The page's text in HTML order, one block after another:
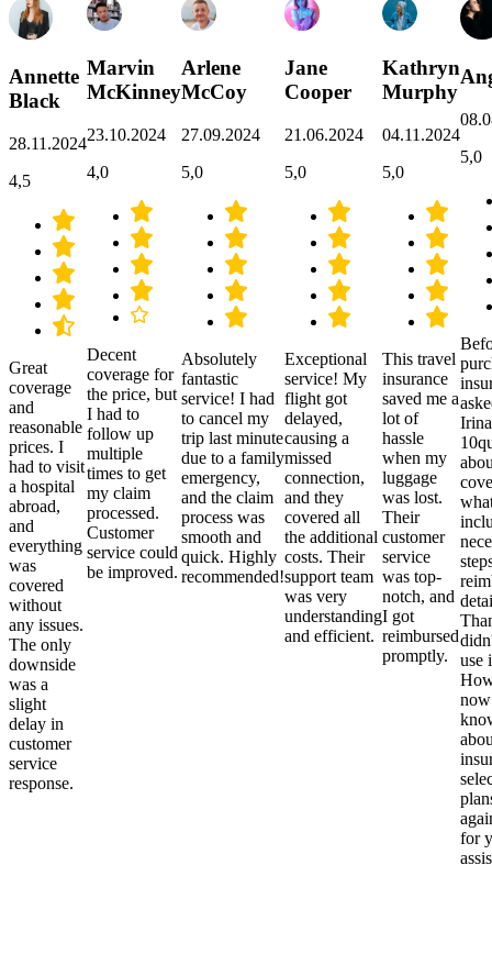
Annette
Black
28.11.2024
4,5
Great
coverage
and
reasonable
prices. I
had to visit
a hospital
abroad,
and
everything
was
covered
without
any issues.
The only
downside
was a
slight
delay in
customer
service
response.
Marvin
McKinney
23.10.2024
4,0
Decent
coverage for
the price, but
I had to
follow up
multiple
times to get
my claim
processed.
Customer
service could
be improved.
Arlene
McCoy
27.09.2024
5,0
Absolutely
fantastic
service! I had
to cancel my
trip last minute
due to a family
emergency,
and the claim
process was
smooth and
quick. Highly
recommended!
Jane
Cooper
21.06.2024
5,0
Exceptional
service! My
flight got
delayed,
causing a
missed
connection,
and they
covered all
the additional
costs. Their
support team
was very
understanding
and efficient.
Kathryn
Murphy
04.11.2024
5,0
This travel
insurance
saved me a
lot of
hassle
when my
luggage
was lost.
Their
customer
service
was top-
notch, and
I got
reimbursed
promptly.
5,0
use
for